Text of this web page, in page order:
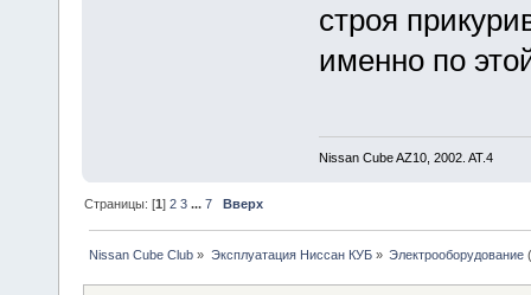
строя
именно по
Nissan Cube AZ10, 2002. AT.4
Страницы: [1]2 3 ...7 Вверх
Nissan Cube Club » Эксплуатация Ниссан КУБ» Электрооборудование